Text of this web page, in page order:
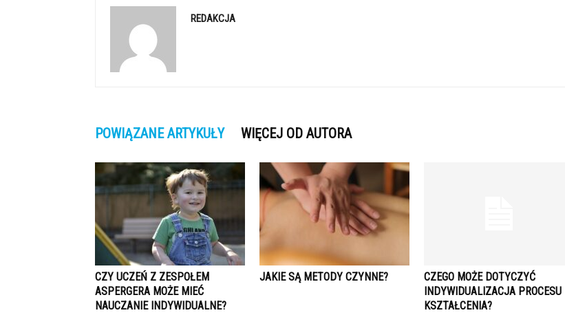
REDAKCJA
POWIĄZANE ARTYKUŁY WIĘCEJ OD AUTORA
CZY UCZEŃ Z ZESPOŁEM
ASPERGERA MOŻE MIEĆ
NAUCZANIE INDYWIDUALNE?
JAKIE SĄ METODY CZYNNE?
CZEGO MOŻE DOTYCZYĆ
INDYWIDUALIZACJA PROCESU
KSZTAŁCENIA?